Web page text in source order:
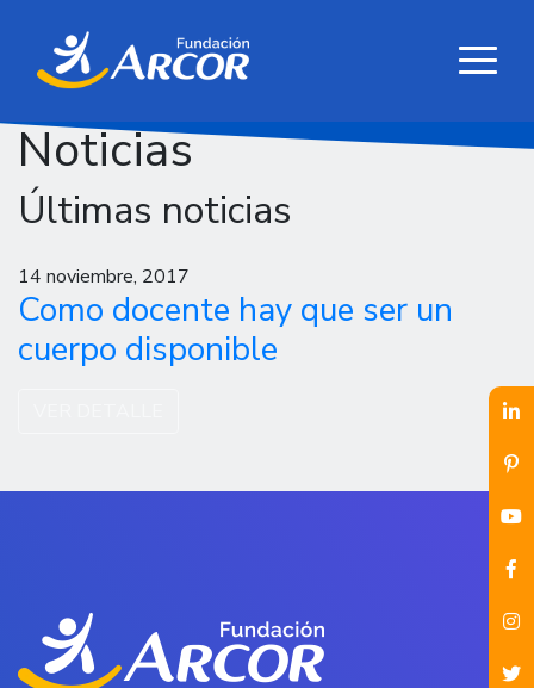
Noticias
Últimas noticias
14 noviembre, 2017
Como docente hay que ser un
cuerpo disponible